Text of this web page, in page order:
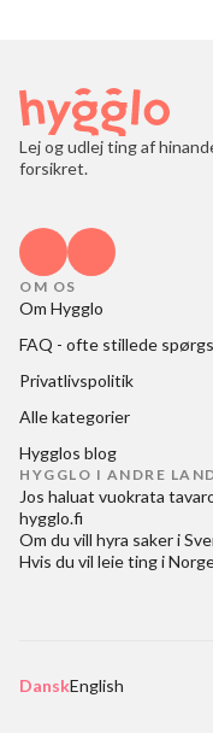
Lej og udlej ting af
forsikret.
OM OS
Om Hygglo
FAQ - ofte stillede
Privatlivspolitik
Alle kategorier
Hygglos blog
HYGGLO I ANDRE
Jos haluat vuokrata
hygglo.fi
Om du vill hyra saker i
Hvis du vil leie ting i
DanskEnglish